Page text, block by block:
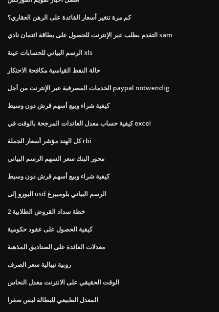
كم مرة تتغير أسعار الفائدة على الرهن العقاري؟
التقدم بطلب عبر الإنترنت للحصول على بطاقة ائتمان نادي sam
الرسم البياني للحسابات عينة xls
حالة النفط القياسية مكافحة الاحتكار
الخدمات المصرفية عبر الإنترنت من أجل paypal notwendig
كيفية شراء وبيع أسهم قرش دون وسيط
كيفية حساب معدل العائدات المرجحة بالوقت في excel
كل الهند مؤشر أسعار الجملة rbi
محور البنك سعر السهم الرسم البياني
كيفية شراء وبيع أسهم قرش دون وسيط
اليورو إلى usd الرسم البياني بلومبيرغ
خطة سداد القروض الطلابية 2
كيفية الحصول على عقود حكومية
معدلات الفائدة على الصناديق المذهبة
روبية نيبالية سعر الصرف
الوقت الحقيقي على الانترنت معدل النحاس
المعدل الطبيعي للبطالة ليس صفرا